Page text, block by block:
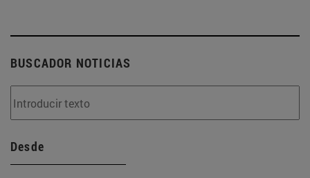
BUSCADOR NOTICIAS
Desde